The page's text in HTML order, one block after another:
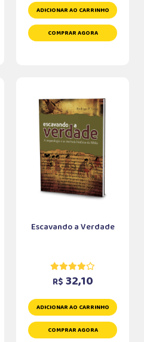
ADICIONAR AO CARRINHO
COMPRAR AGORA
Escavando a Verdade
R$ 32,10
ADICIONAR AO CARRINHO
COMPRAR AGORA